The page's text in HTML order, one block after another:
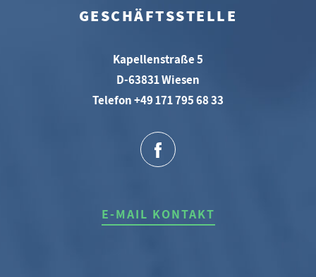
GESCHÄFTSSTELLE
Kapellenstraße 5
D-63831 Wiesen
Telefon +49 171 795 68 33
E-MAIL KONTAKT